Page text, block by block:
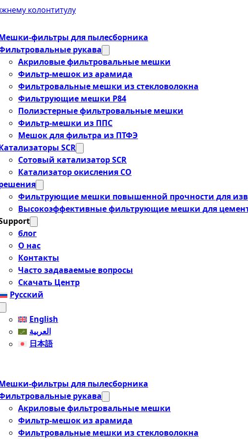
колонтитулу
фильтры для пылесборника
рукава
Акриловые фильтровальные мешки
Фильтр-мешок из арамида
Фильтровальные мешки из стекловолокна
Фильтрующие мешки P84
Полиэстерные фильтровальные мешки
Фильтр-мешки из ППС
Мешок для фильтра из ПТФЭ
SCR
Сотовый катализатор SCR
Катализатор окисления CO
Фильтрующие мешки повышенной прочности для
Высокоэффективные фильтрующие мешки для
блог
О нас
Контакты
Часто задаваемые вопросы
Скачать Центр
Русский
English
العربية
日本語
фильтры для пылесборника
рукава
Акриловые фильтровальные мешки
Фильтр-мешок из арамида
Фильтровальные мешки из стекловолокна